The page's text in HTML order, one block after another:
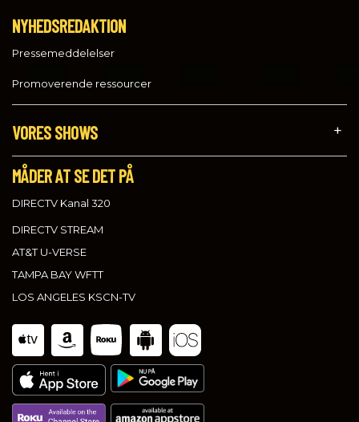
NYHEDSREDAKTION
Pressemeddelelser
Promoverende ressourcer
VORES SHOWS
MÅDER AT SE DET PÅ
DIRECTV Kanal 320
DIRECTV STREAM
AT&T U-VERSE
TAMPA BAY WFTT
LOS ANGELES KSCN-TV